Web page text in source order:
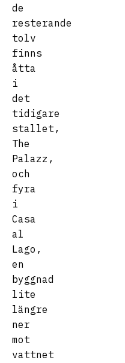
de
resterande
tolv
finns
åtta
i
det
tidigare
stallet,
The
Palazz,
och
fyra
i
Casa
al
Lago,
en
byggnad
lite
längre
ner
mot
vattnet